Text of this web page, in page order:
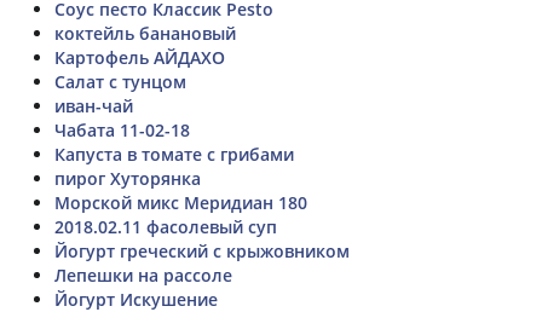
Соус песто Классик Pesto
коктейль банановый
Картофель АЙДАХО
Салат с тунцом
иван-чай
Чабата 11-02-18
Капуста в томате с грибами
пирог Хуторянка
Морской микс Меридиан 180
2018.02.11 фасолевый суп
Йогурт греческий с крыжовником
Лепешки на рассоле
Йогурт Искушение